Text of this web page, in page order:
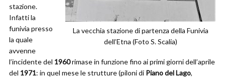
La vecchia stazione di partenza della Funivia
dell’Etna (Foto S. Scalia)
stazione.
Infatti la
funivia presso
la quale
avvenne
l’incidente del 1960rimase in funzione fino ai primi giorni dell’aprile
del 1971: in quel mese le strutture (piloni di Piano del Lago,